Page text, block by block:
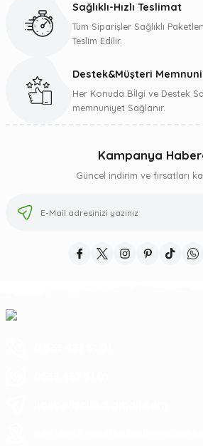
Sağlıklı-Hızlı Teslimat
Tüm Siparişler Sağlıklı
Teslim Edilir.
Destek&Müşteri
Her Konuda Bİlgi ve Destek
memnuniyet Sağlanır.
Kampanya
Güncel indirim ve fırsatları